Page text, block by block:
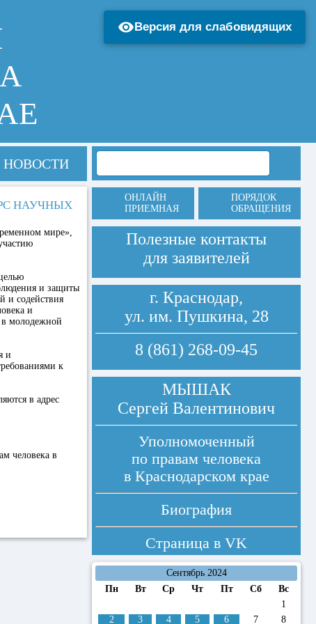
НОВОСТИ
НАУЧНЫХ
мире»,
и защиты
и содействия
и
в молодежной
и
к
в адрес
человека в
ОНЛАЙН
ПРИЕМНАЯ
ПОРЯДОК
ОБРАЩЕНИЯ
Полезные контакты
для заявителей
г. Краснодар,
ул. им. Пушкина, 28
8 (861) 268-09-45
МЫШАК
Сергей Валентинович
Уполномоченный
по правам человека
в Краснодарском крае
Биография
Страница в VK
Сентябрь 2024
Пн
Вт Ср Чт Пт Сб
Вс
1
2
3 4 5 6 7 8
Версия для слабовидящих